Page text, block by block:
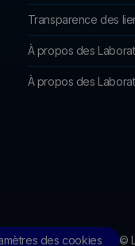
Transparence des
À propos des
À propos des
des cookies ©